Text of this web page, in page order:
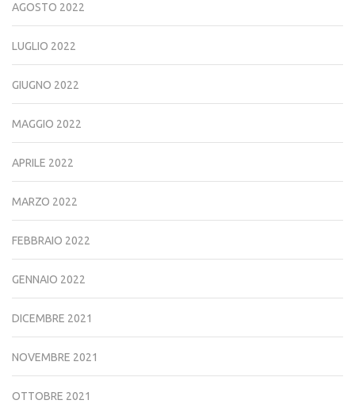
AGOSTO 2022
LUGLIO 2022
GIUGNO 2022
MAGGIO 2022
APRILE 2022
MARZO 2022
FEBBRAIO 2022
GENNAIO 2022
DICEMBRE 2021
NOVEMBRE 2021
OTTOBRE 2021